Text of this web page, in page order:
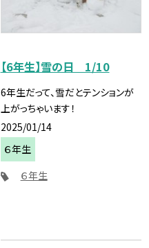
【6年生】雪の日 1/10
6年生だって、雪だとテンションが
上がっちゃいます！
2025/01/14
６年生
６年生